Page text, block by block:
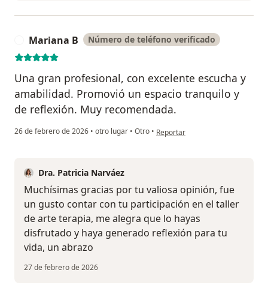
Mariana B Número de teléfono verificado
Una gran profesional, con excelente escucha y
amabilidad. Promovió un espacio tranquilo y
de reflexión. Muy recomendada.
26 de febrero de 2026 • otro lugar • Otro • en opinión del usuario Mariana B
Reportar
Dra. Patricia Narváez
Muchísimas gracias por tu valiosa opinión, fue
un gusto contar con tu participación en el taller
de arte terapia, me alegra que lo hayas
disfrutado y haya generado reflexión para tu
vida, un abrazo
27 de febrero de 2026